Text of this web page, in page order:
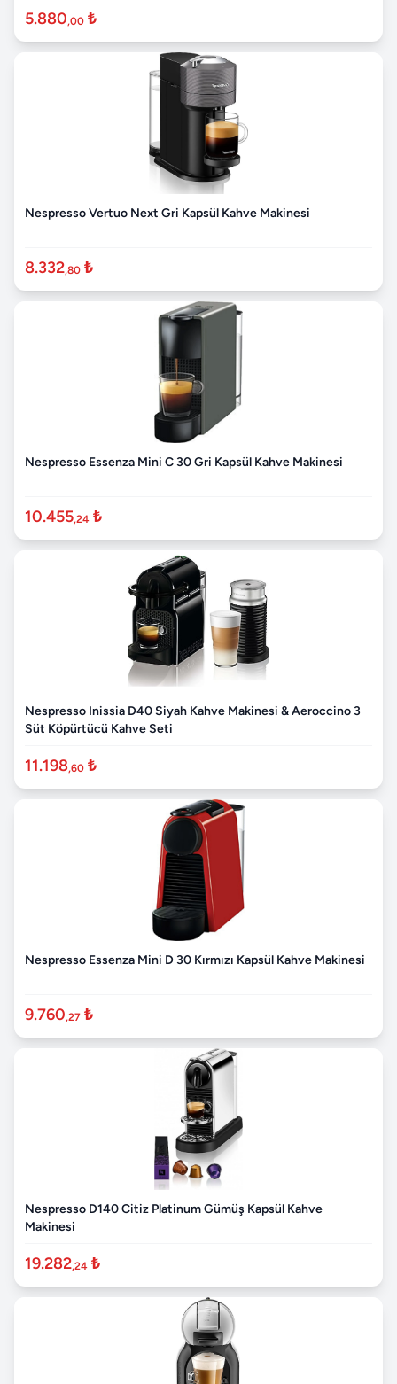
5.880,00 ₺
Nespresso Vertuo Next Gri Kapsül Kahve Makinesi
8.332,80 ₺
Nespresso Essenza Mini C 30 Gri Kapsül Kahve Makinesi
10.455,24 ₺
Nespresso Inissia D40 Siyah Kahve Makinesi & Aeroccino 3
Süt Köpürtücü Kahve Seti
11.198,60 ₺
Nespresso Essenza Mini D 30 Kırmızı Kapsül Kahve Makinesi
9.760,27 ₺
Nespresso D140 Citiz Platinum Gümüş Kapsül Kahve
Makinesi
19.282,24 ₺